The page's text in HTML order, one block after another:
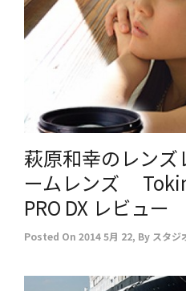
萩原和幸のレン
ームレンズ
PRO DX レビュ
Posted On 2014 5月 22, By スタジ